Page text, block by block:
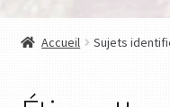
Accueil Sujets